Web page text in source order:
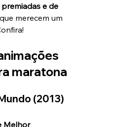
e de
merecem um
maratona
(2013)
Melhor